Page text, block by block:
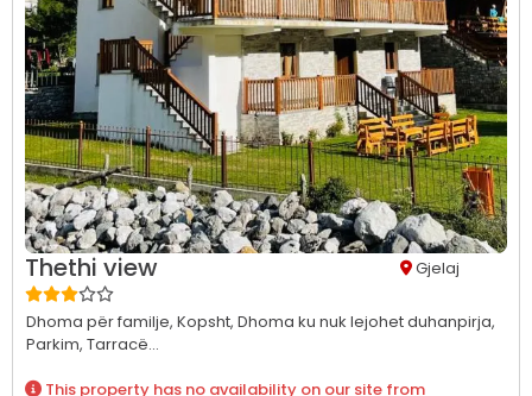
Thethi view Gjelaj
Dhoma për familje, Kopsht, Dhoma ku nuk lejohet duhanpirja,
Parkim, Tarracë...
This property has no availability on our site from